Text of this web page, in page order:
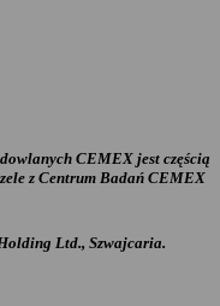
CEMEX jest częścią
z Centrum Badań CEMEX
Ltd., Szwajcaria.